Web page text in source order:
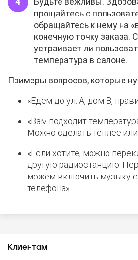
прощайтесь с
обращайтесь к нему на
конечную точку заказа.
устраивает ли
температура в салоне.
Примеры вопросов, которые
«Едем до ул. А, дом В,
«Вам подходит
Можно сделать теплее или
«Если хотите, можно
другую радиостанцию.
можем включить музыку
телефона».
Клиентам